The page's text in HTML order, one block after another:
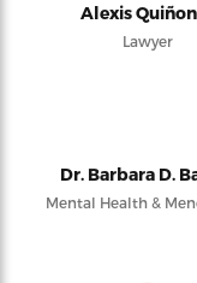
Alexis
Lawyer
Dr. Barbara D.
Mental Health &